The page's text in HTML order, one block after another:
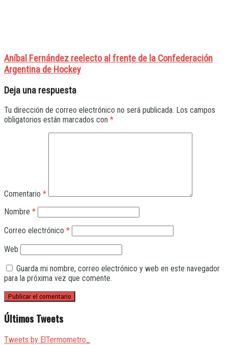
Aníbal Fernández reelecto al frente de la Confederación
Argentina de Hockey
Deja una respuesta
Tu dirección de correo electrónico no será publicada. Los campos
obligatorios están marcados con *
Comentario *
Nombre *
Correo electrónico *
Web
Guarda mi nombre, correo electrónico y web en este navegador
para la próxima vez que comente.
Últimos Tweets
Tweets by ElTermometro_